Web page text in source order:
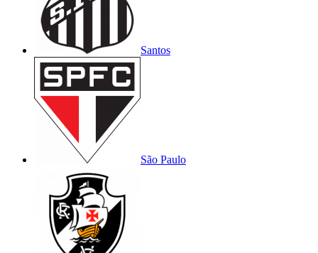
Santos
São Paulo